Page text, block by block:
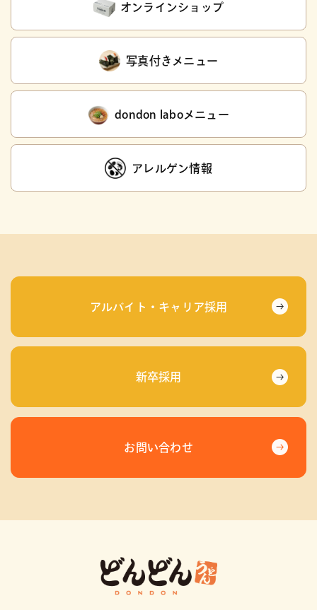
オンラインショップ
写真付きメニュー
dondon laboメニュー
アレルゲン情報
アルバイト・キャリア採用
新卒採用
お問い合わせ